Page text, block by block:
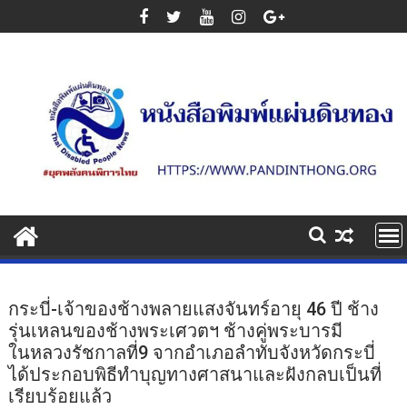
to
กระบี่-เจ้าของช้างพลายแสงจันทร์อายุ 46 ปี ช้าง
รุ่นเหลนของช้างพระเศวตฯ ช้างคู่พระบารมี
ในหลวงรัชกาลที่9 จากอำเภอลำทับจังหวัดกระบี่
ได้ประกอบพิธีทำบุญทางศาสนาและฝังกลบเป็นที่
เรียบร้อยแล้ว